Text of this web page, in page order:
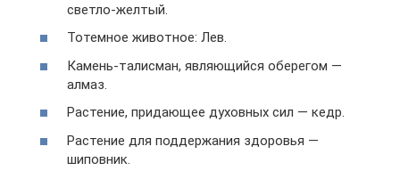
светло-желтый.
Тотемное животное: Лев.
Камень-талисман, являющийся оберегом —
алмаз.
Растение, придающее духовных сил — кедр.
Растение для поддержания здоровья —
шиповник.